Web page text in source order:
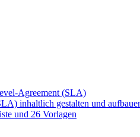
Agreement (SLA)
inhaltlich gestalten und
und 26 Vorlagen